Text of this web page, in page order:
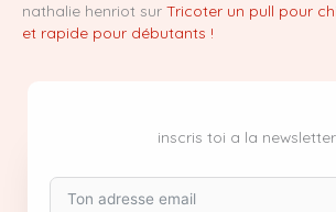
nathalie henriot sur Tricoter un pull pour
et rapide pour débutants !
inscris toi a la newsletter